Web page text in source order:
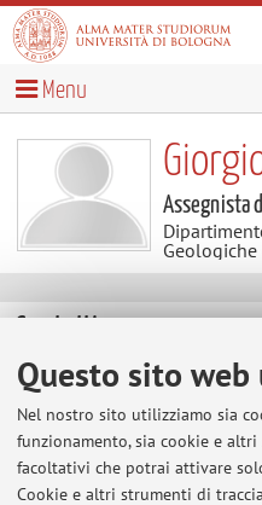
Questo sito
Nel nostro sito utilizziamo sia
funzionamento, sia cookie e
facoltativi che potrai attivare
Cookie e altri strumenti di
Menu
Assegnista
Contatti
E-mail:
Dipartimento di Scienze